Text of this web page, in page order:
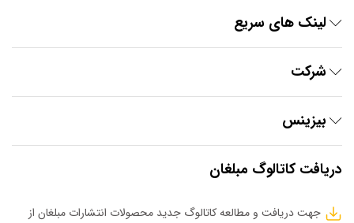
لینک های سریع
شرکت
بیزینس
دریافت کاتالوگ مبلغان
جهت دریافت و مطالعه کاتالوگ جدید محصولات انتشارات مبلغان از